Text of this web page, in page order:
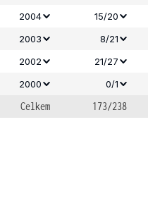
2004
15/20
2003
8/21
2002
21/27
2000
0/1
Celkem
173/238